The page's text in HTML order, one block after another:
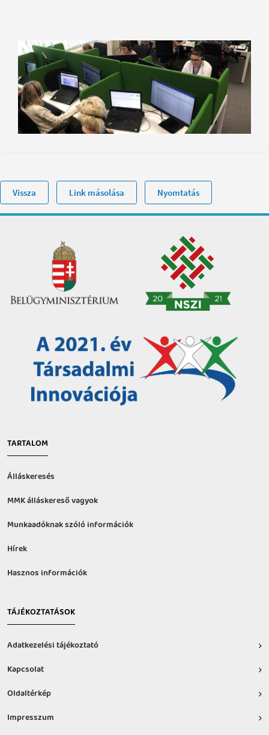
Vissza Link másolása Nyomtatás
TARTALOM
Álláskeresés
MMK álláskereső vagyok
Munkaadóknak szóló információk
Hírek
Hasznos információk
TÁJÉKOZTATÁSOK
Adatkezelési tájékoztató
Kapcsolat
Oldaltérkép
Impresszum